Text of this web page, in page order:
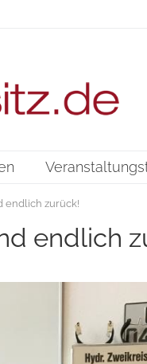
endlich zurück!
endlich